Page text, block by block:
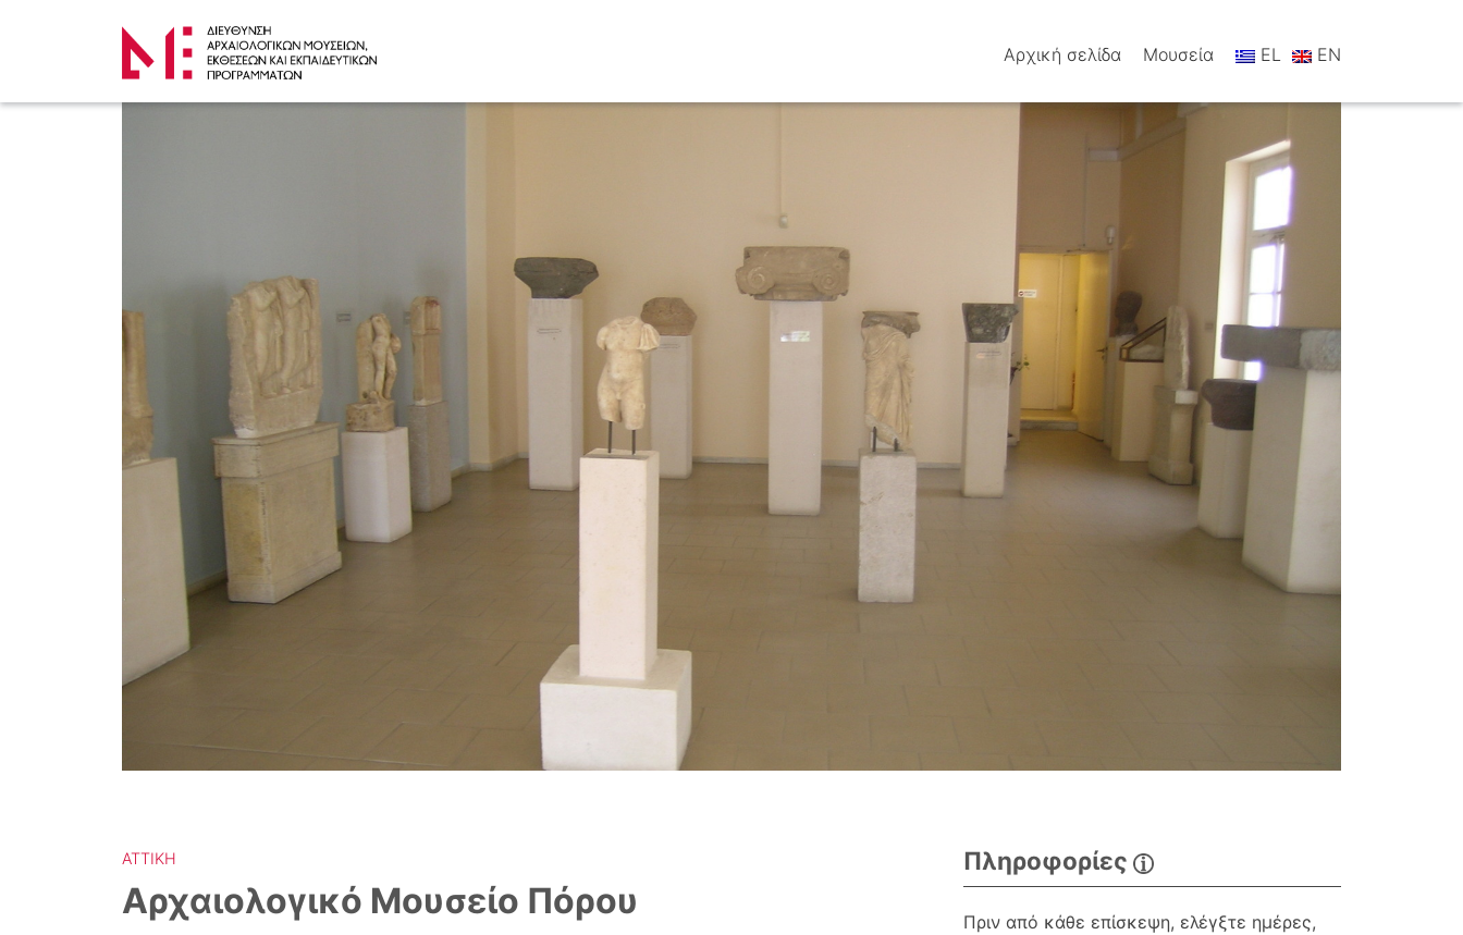
Αρχική σελίδα Μουσεία EL EN
ΑΤΤΙΚΉ
Αρχαιολογικό Μουσείο Πόρου
Πληροφορίες
Πριν από κάθε επίσκεψη, ελέγξτε ημέρες,